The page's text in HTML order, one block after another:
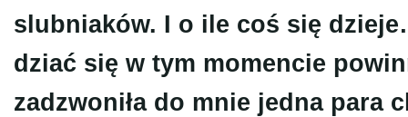
slubniaków. I o ile coś się
dziać się w tym momencie
zadzwoniła do mnie jedna para